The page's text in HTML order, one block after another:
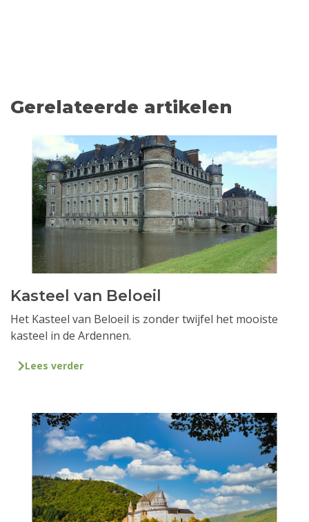
Gerelateerde artikelen
Kasteel van Beloeil
Het Kasteel van Beloeil is zonder twijfel het mooiste
kasteel in de Ardennen.
Lees verder